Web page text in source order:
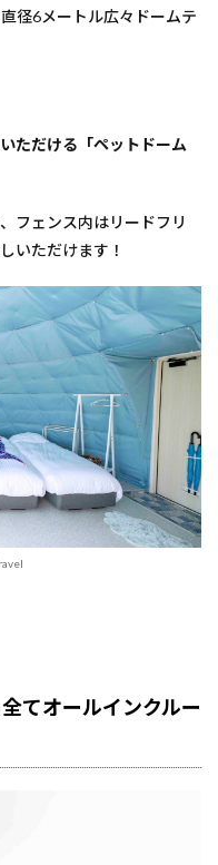
径6メートル広々ドームテ
ただける「ペットドーム
フェンス内はリードフリ
いただけます！
てオールインクルー